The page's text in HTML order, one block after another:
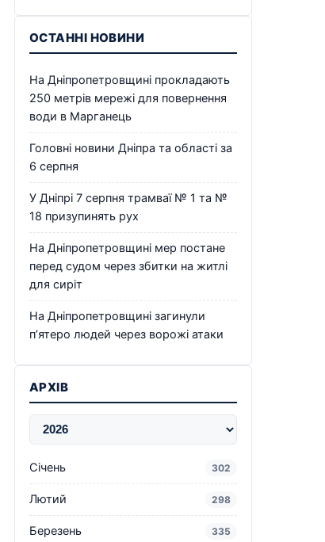
ОСТАННІ НОВИНИ
На Дніпропетровщині прокладають
250 метрів мережі для повернення
води в Марганець
Головні новини Дніпра та області за
6 серпня
У Дніпрі 7 серпня трамваї № 1 та №
18 призупинять рух
На Дніпропетровщині мер постане
перед судом через збитки на житлі
для сиріт
На Дніпропетровщині загинули
п’ятеро людей через ворожі атаки
АРХІВ
Січень 302
Лютий 298
Березень 335